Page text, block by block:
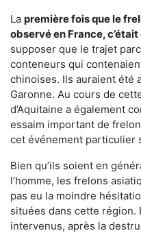
La première fois que le
observé en France,
supposer que le trajet
conteneurs qui
chinoises. Ils auraient été
Garonne. Au cours de
d’Aquitaine a également
essaim important de
cet événement particulier
Bien qu’ils soient en
l’homme, les frelons
pas eu la moindre
situées dans cette
intervenus, après la